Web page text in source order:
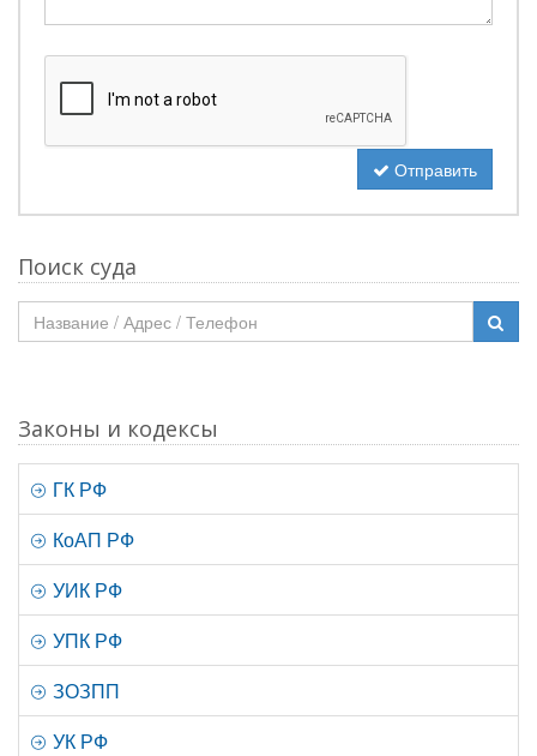
Отправить
Поиск суда
Законы и кодексы
ГК РФ
КоАП РФ
УИК РФ
УПК РФ
ЗОЗПП
УК РФ